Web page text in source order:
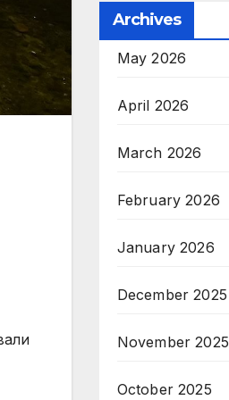
Archives
May 2026
April 2026
March 2026
February 2026
January 2026
December 2025
November 2025
October 2025